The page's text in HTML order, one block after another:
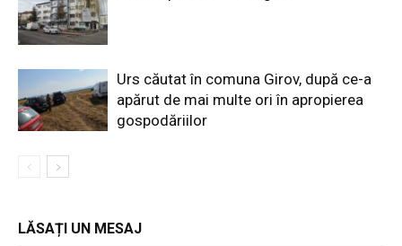
Urs căutat în comuna Girov, după ce-a
apărut de mai multe ori în apropierea
gospodăriilor
LĂSAȚI UN MESAJ